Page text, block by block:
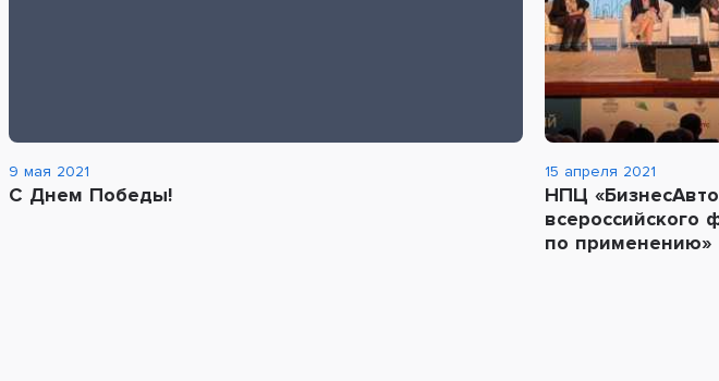
9 мая 2021
С Днем Победы!
15 апреля 2021
НПЦ
всероссийского
по применению»